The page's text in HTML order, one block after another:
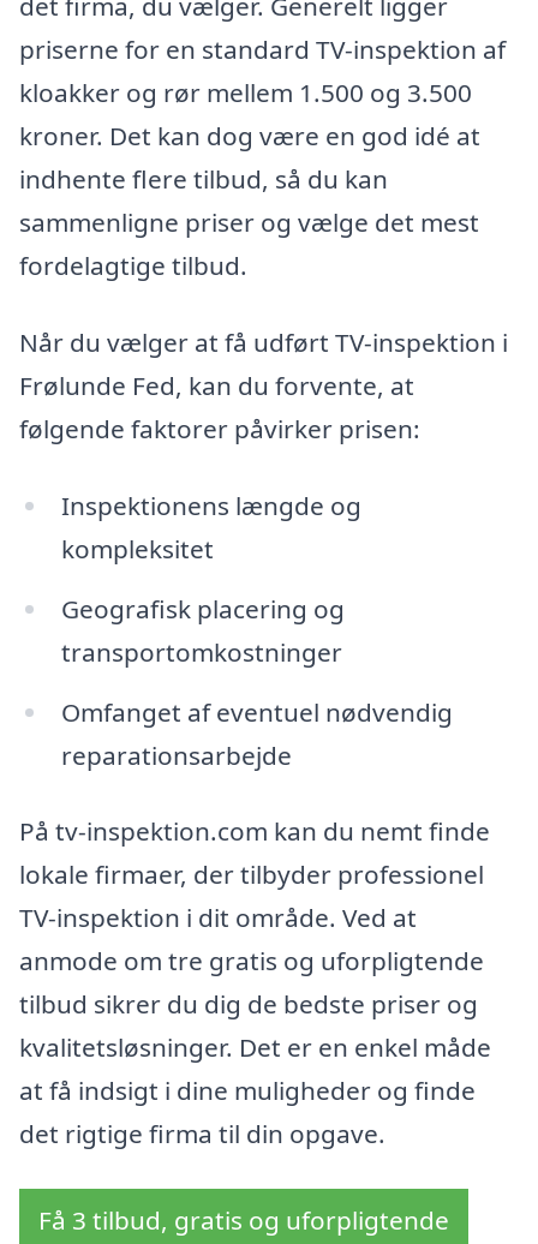
priserne for en standard TV-inspektion af
kloakker og rør mellem 1.500 og 3.500
kroner. Det kan dog være en god idé at
indhente flere tilbud, så du kan
sammenligne priser og vælge det mest
fordelagtige tilbud.
Når du vælger at få udført TV-inspektion i
Frølunde Fed, kan du forvente, at
følgende faktorer påvirker prisen:
Inspektionens længde og
kompleksitet
Geografisk placering og
transportomkostninger
Omfanget af eventuel nødvendig
reparationsarbejde
På tv-inspektion.com kan du nemt finde
lokale firmaer, der tilbyder professionel
TV-inspektion i dit område. Ved at
anmode om tre gratis og uforpligtende
tilbud sikrer du dig de bedste priser og
kvalitetsløsninger. Det er en enkel måde
at få indsigt i dine muligheder og finde
det rigtige firma til din opgave.
Få 3 tilbud, gratis og uforpligtende